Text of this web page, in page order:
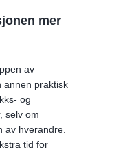
mer
av
annen praktisk
og
selv om
av hverandre.
tid for